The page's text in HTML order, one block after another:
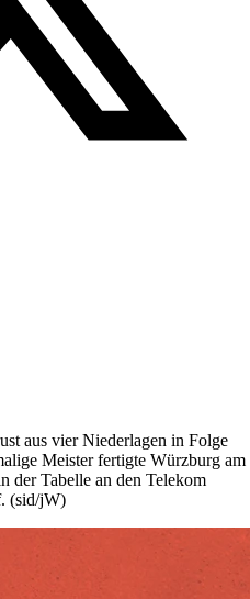
aus vier Niederlagen in Folge
Meister fertigte Würzburg am
der Tabelle an den Telekom
(sid/jW)